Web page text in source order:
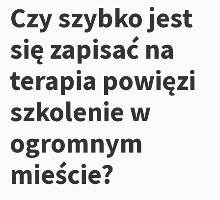
Czy szybko jest
się zapisać na
terapia powięzi
szkolenie w
ogromnym
mieście?